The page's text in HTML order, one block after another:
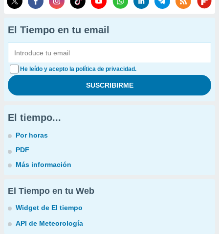
El Tiempo en tu email
He leído y acepto la política de privacidad.
El tiempo...
Por horas
PDF
Más información
El Tiempo en tu Web
Widget de El tiempo
API de Meteorología